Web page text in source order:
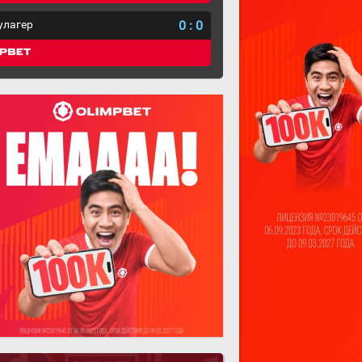
0 : 0